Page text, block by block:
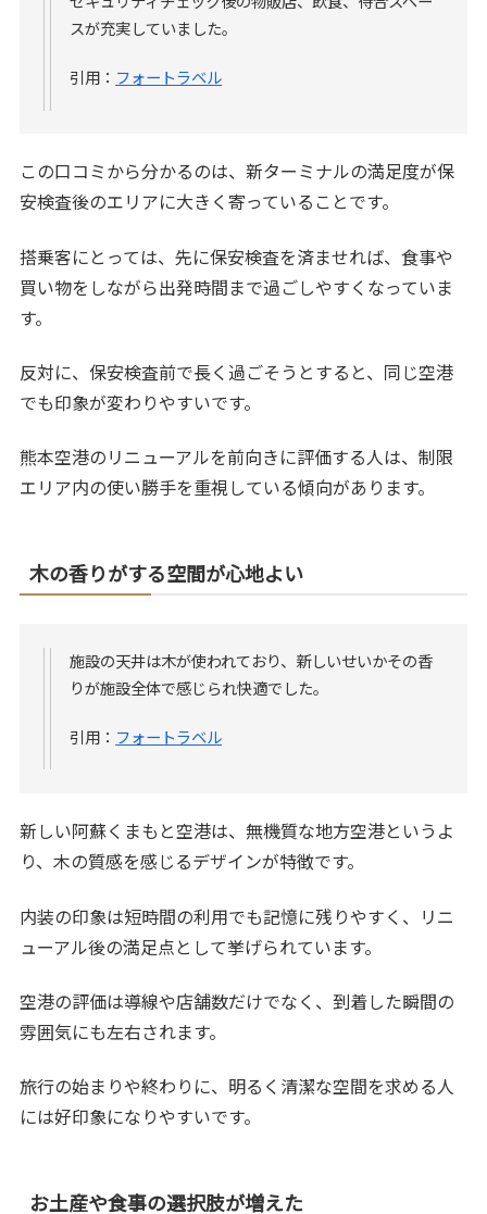
スが充実していました。
引用： フォートラベル
この口コミから分かるのは、新ターミナルの満足度が保
安検査後のエリアに大きく寄っていることです。
搭乗客にとっては、先に保安検査を済ませれば、食事や
買い物をしながら出発時間まで過ごしやすくなっていま
す。
反対に、保安検査前で長く過ごそうとすると、同じ空港
でも印象が変わりやすいです。
熊本空港のリニューアルを前向きに評価する人は、制限
エリア内の使い勝手を重視している傾向があります。
木の香りがする空間が心地よい
施設の天井は木が使われており、新しいせいかその香
りが施設全体で感じられ快適でした。
引用： フォートラベル
新しい阿蘇くまもと空港は、無機質な地方空港というよ
り、木の質感を感じるデザインが特徴です。
内装の印象は短時間の利用でも記憶に残りやすく、リニ
ューアル後の満足点として挙げられています。
空港の評価は導線や店舗数だけでなく、到着した瞬間の
雰囲気にも左右されます。
旅行の始まりや終わりに、明るく清潔な空間を求める人
には好印象になりやすいです。
お土産や食事の選択肢が増えた